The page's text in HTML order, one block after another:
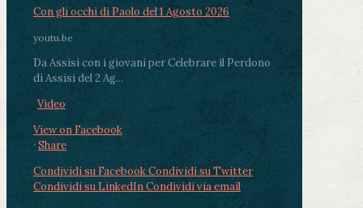
Con gli occhi di Paolo del 1 Agosto 2026
youtu.be
Da Assisi con i giovani per Celebrare il Perdono
di Assisi del 2 Ag...
Video
View on Facebook
· Share
Condividi su FacebookCondividi su Twitter
Condividi su LinkedInCondividi via email